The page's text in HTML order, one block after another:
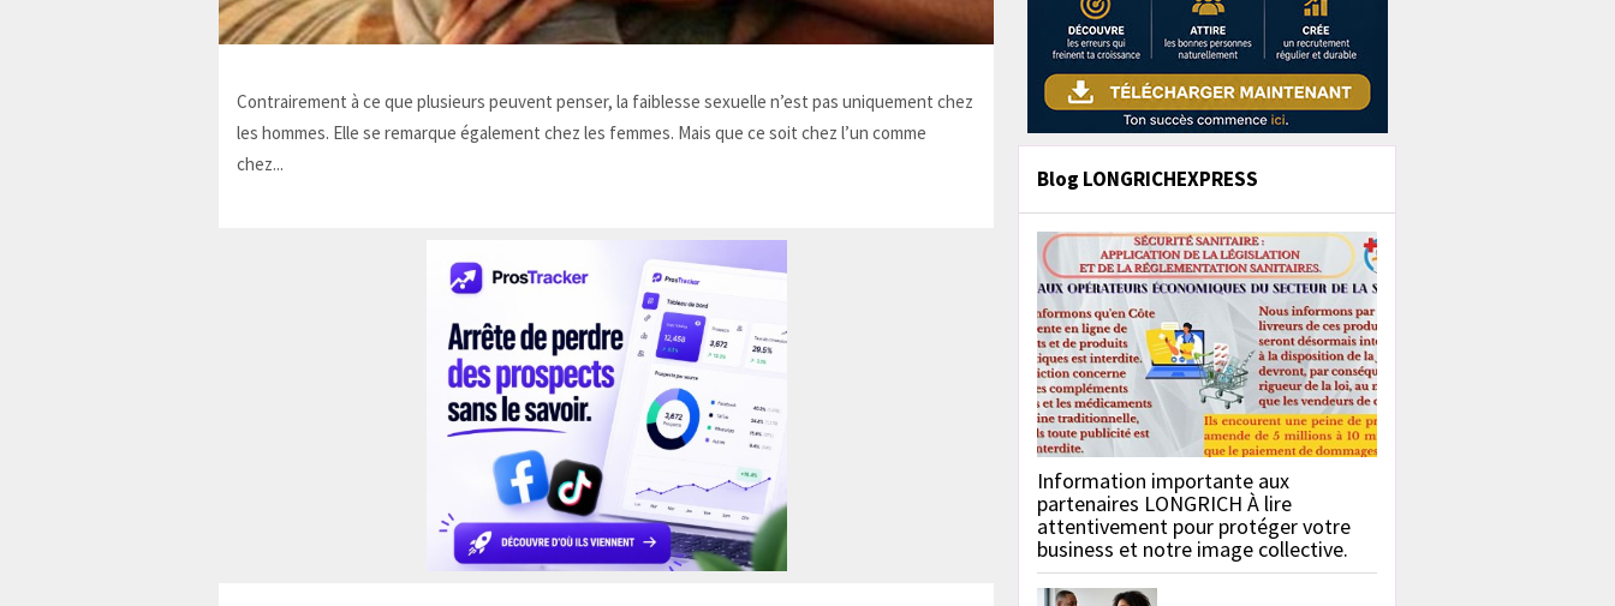
Contrairement à ce que plusieurs peuvent penser, la faiblesse sexuelle n’est pas uniquement chez
les hommes. Elle se remarque également chez les femmes. Mais que ce soit chez l’un comme
chez...
Blog LONGRICHEXPRESS
Information importante aux
partenaires LONGRICH À lire
attentivement pour protéger votre
business et notre image collective.